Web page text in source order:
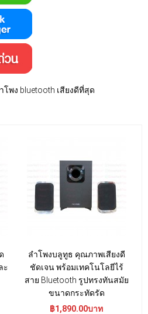
โพง bluetooth เสียงดีที่สุด
ะ
ลําโพงบลูทูธ คุณภาพเสียงดี
ชัดเจน พร้อมเทคโนโลยีไร้
สาย Bluetooth รูปทรงทันสมัย
ขนาดกระทัดรัด
฿1,890.00บาท